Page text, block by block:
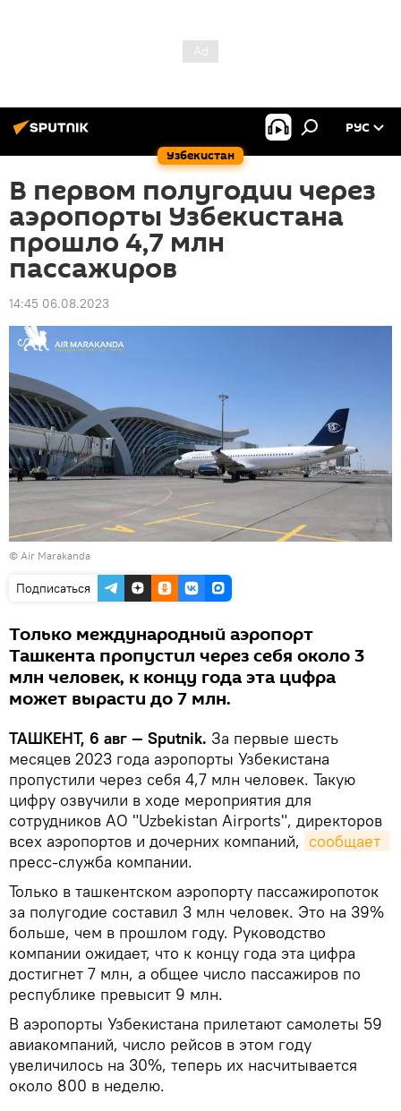
Узбекистан
РУС
В первом полугодии через
аэропорты Узбекистана
прошло 4,7 млн
пассажиров
14:45 06.08.2023
© Air Marakanda
Подписаться
Только международный аэропорт
Ташкента пропустил через себя около 3
млн человек, к концу года эта цифра
может вырасти до 7 млн.
ТАШКЕНТ, 6 авг — Sputnik. За первые шесть
месяцев 2023 года аэропорты Узбекистана
пропустили через себя 4,7 млн человек. Такую
цифру озвучили в ходе мероприятия для
сотрудников АО "Uzbekistan Airports", директоров
всех аэропортов и дочерних компаний,
пресс-служба компании.
Только в ташкентском аэропорту пассажиропоток
за полугодие составил 3 млн человек. Это на 39%
больше, чем в прошлом году. Руководство
компании ожидает, что к концу года эта цифра
достигнет 7 млн, а общее число пассажиров по
республике превысит 9 млн.
В аэропорты Узбекистана прилетают самолеты 59
авиакомпаний, число рейсов в этом году
увеличилось на 30%, теперь их насчитывается
около 800 в неделю.